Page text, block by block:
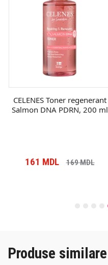
CELENES Toner regenerant
Salmon DNA PDRN, 200 ml
161 MDL 169MDL
Produse similare